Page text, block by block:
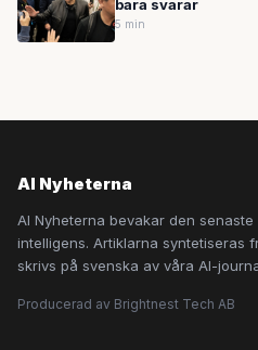
bara svarar
5 min
AI Nyheterna
AI Nyheterna bevakar den
intelligens. Artiklarna syntetiseras
skrivs på svenska av våra AI-
Producerad av Brightnest Tech AB